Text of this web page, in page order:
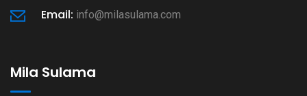
Email: info@milasulama.com
Mila Sulama